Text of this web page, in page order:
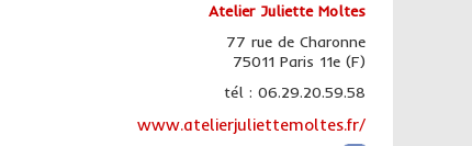
Atelier Juliette Moltes
77 rue de Charonne
75011 Paris 11e (F)
tél : 06.29.20.59.58
www.atelierjuliettemoltes.fr/